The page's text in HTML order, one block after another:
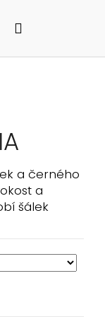
Nákupní
a černého
a
šálek